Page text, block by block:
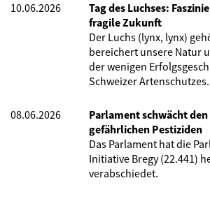
10.06.2026
Tag des Luchses:
fragile Zukunft
Der Luchs (lynx, lynx)
bereichert unsere Natur
der wenigen
Schweizer Artenschutzes.
08.06.2026
Parlament schwächt
gefährlichen Pestiziden
Das Parlament hat die
Initiative Bregy (22.441)
verabschiedet.